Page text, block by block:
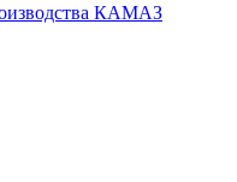
КАМАЗ